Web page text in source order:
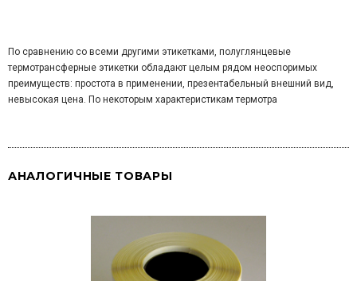
По сравнению со всеми другими этикетками, полуглянцевые
термотрансферные этикетки обладают целым рядом неоспоримых
преимуществ: простота в применении, презентабельный внешний вид,
невысокая цена. По некоторым характеристикам термотра
АНАЛОГИЧНЫЕ ТОВАРЫ